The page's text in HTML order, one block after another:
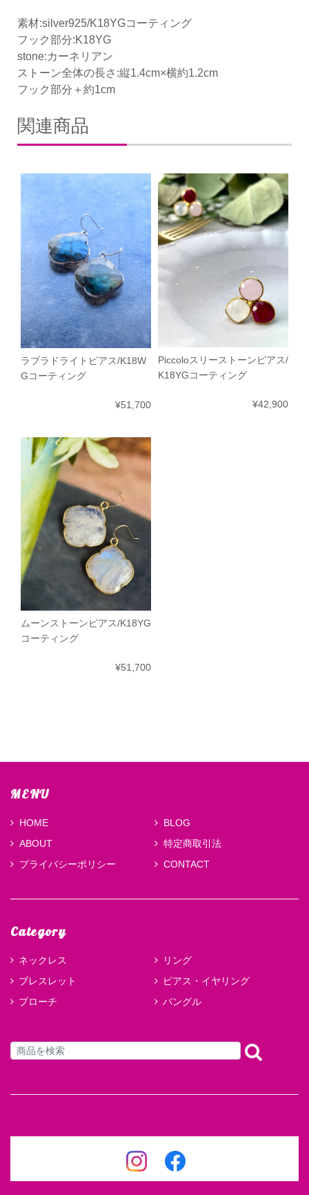
素材:silver925/K18YGコーティング
フック部分:K18YG
stone:カーネリアン
ストーン全体の長さ:縦1.4cm×横約1.2cm
フック部分＋約1cm
関連商品
ラブラドライトピアス/K18W
Gコーティング
¥51,700
Piccoloスリーストーンピアス/
K18YGコーティング
¥42,900
ムーンストーンピアス/K18YG
コーティング
¥51,700
MENU
HOME
BLOG
ABOUT
特定商取引法
プライバシーポリシー
CONTACT
Category
ネックレス
リング
ブレスレット
ピアス・イヤリング
ブローチ
バングル